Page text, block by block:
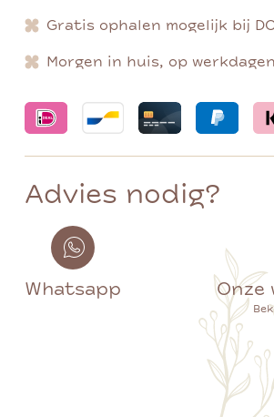
Gratis ophalen mogelijk bij
Morgen in huis, op
Advies nodig?
Whatsapp Onze